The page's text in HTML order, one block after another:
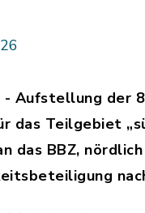
- Aufstellung der
das Teilgebiet
das BBZ,